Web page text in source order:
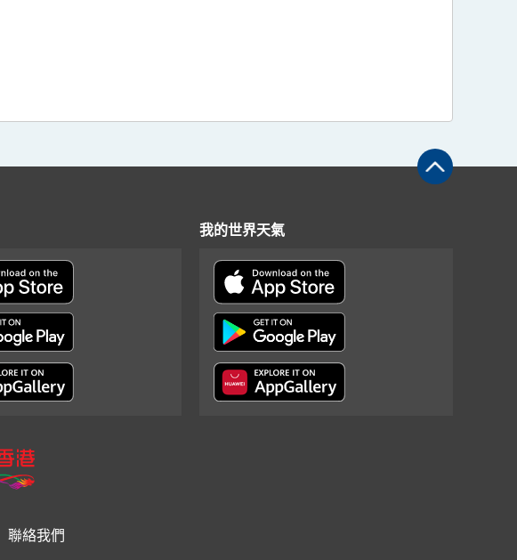
我的世界天氣
聯絡我們